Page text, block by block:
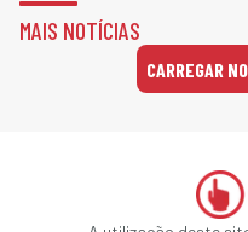
MAIS NOTÍCIAS
CARREGAR